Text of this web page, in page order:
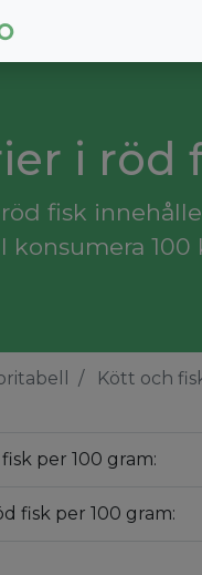
i röd
fisk
konsumera 100
Kött och
per 100 gram:
fisk per 100 gram: